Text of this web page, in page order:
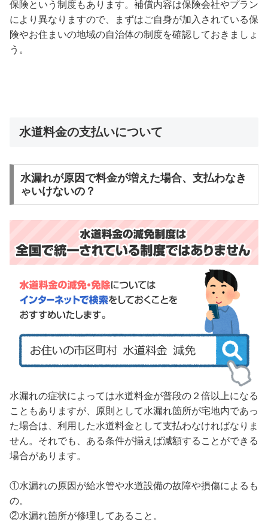
保険という制度もあります。補償内容は保険会社やプラン
により異なりますので、まずはご自身が加入されている保
険やお住まいの地域の自治体の制度を確認しておきましょ
う。
水道料金の支払いについて
水漏れが原因で料金が増えた場合、支払わなき
ゃいけないの？
水漏れの症状によっては水道料金が普段の２倍以上になる
こともありますが、原則として水漏れ箇所が宅地内であっ
た場合は、利用した水道料金として支払わなければなりま
せん。それでも、ある条件が揃えば減額することができる
場合があります。
①水漏れの原因が給水管や水道設備の故障や損傷によるも
の。
②水漏れ箇所が修理してあること。